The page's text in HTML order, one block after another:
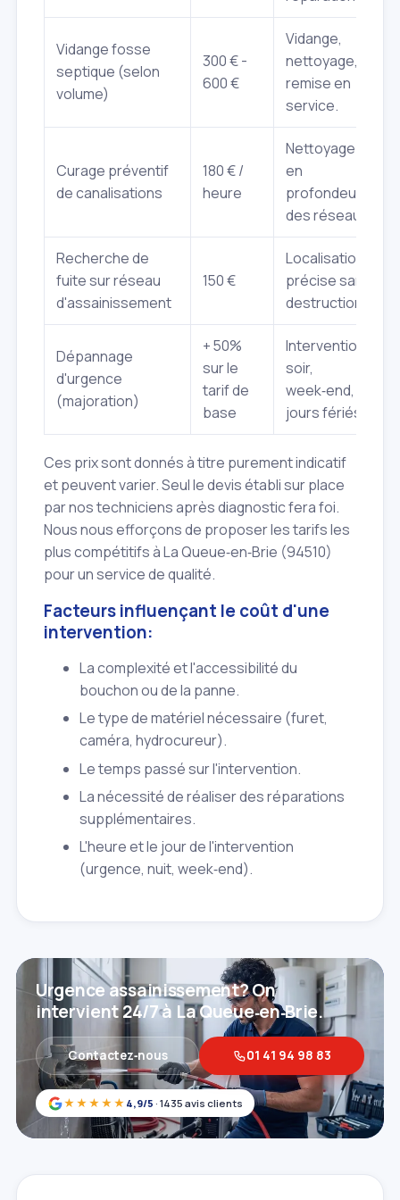
Vidange fosse
septique (selon
volume)
300 € -
600 €
Vidange,
nettoyage,
remise en
service.
Curage préventif
de canalisations
180 € /
heure
Nettoyage
en
profondeur
des réseaux.
Recherche de
fuite sur réseau
d'assainissement
150 €
Localisation
précise sans
destruction.
Dépannage
d'urgence
(majoration)
+ 50%
sur le
tarif de
base
Intervention
soir,
week‑end,
jours fériés.
Ces prix sont donnés à titre purement indicatif
et peuvent varier. Seul le devis établi sur place
par nos techniciens après diagnostic fera foi.
Nous nous efforçons de proposer les tarifs les
plus compétitifs à La Queue‑en‑Brie (94510)
pour un service de qualité.
Facteurs influençant le coût d'une
intervention:
La complexité et l'accessibilité du
bouchon ou de la panne.
Le type de matériel nécessaire (furet,
caméra, hydrocureur).
Le temps passé sur l'intervention.
La nécessité de réaliser des réparations
supplémentaires.
L'heure et le jour de l'intervention
(urgence, nuit, week‑end).
★★★★★ 4,9/5 · 1435 avis clients
Urgence assainissement? On
intervient 24/7 à La Queue‑en‑Brie.
Contactez‑nous 01 41 94 98 83